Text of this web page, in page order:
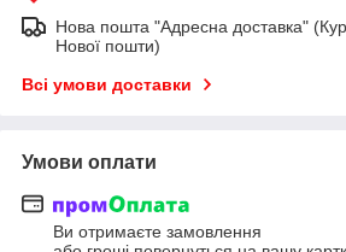
Нова пошта "Адресна доставка"
Нової пошти)
Всі умови доставки
Умови оплати
Ви отримаєте замовлення